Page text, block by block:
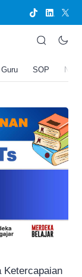
SOP
7
Ketercapaian